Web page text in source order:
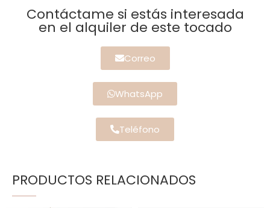
Contáctame si estás interesada
en el alquiler de este tocado
Correo
WhatsApp
Teléfono
PRODUCTOS RELACIONADOS